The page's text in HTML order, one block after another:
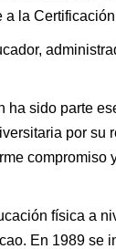
la
ha sido parte
por su
compromiso
física a
En 1989 se